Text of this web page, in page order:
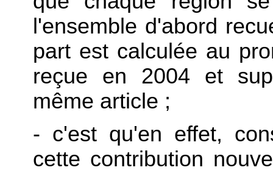
l'ensemble d'abord
part est calculée au
reçue en 2004 et
même article ;
- c'est qu'en effet,
cette contribution